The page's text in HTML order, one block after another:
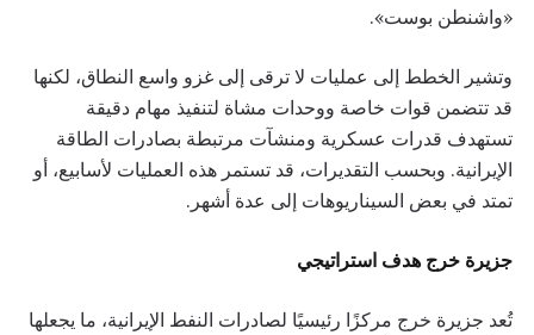
«واشنطن بوست».
وتشير الخطط إلى عمليات لا ترقى إلى غزو واسع النطاق، لكنها
قد تتضمن قوات خاصة ووحدات مشاة لتنفيذ مهام دقيقة
تستهدف قدرات عسكرية ومنشآت مرتبطة بصادرات الطاقة
الإيرانية. وبحسب التقديرات، قد تستمر هذه العمليات لأسابيع، أو
تمتد في بعض السيناريوهات إلى عدة أشهر.
جزيرة خرج هدف استراتيجي
تُعد جزيرة خرج مركزًا رئيسيًا لصادرات النفط الإيرانية، ما يجعلها